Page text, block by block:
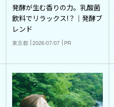
発酵が生む香りの力。乳酸菌
飲料でリラックス!？｜発酵ブ
レンド
東京都 2026/07/07 PR